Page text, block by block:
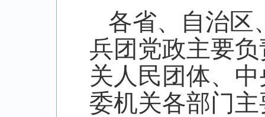
各省、自治区
兵团党政主要
关人民团体、
委机关各部门